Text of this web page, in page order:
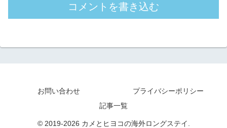
コメントを書き込む
お問い合わせ
プライバシーポリシー
記事一覧
© 2019-2026 カメとヒヨコの海外ロングステイ.